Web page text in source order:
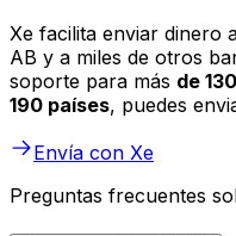
Xe facilita enviar dinero
AB y a miles de otros
soporte para más de
190 países, puedes
Envía con Xe
Preguntas frecuentes